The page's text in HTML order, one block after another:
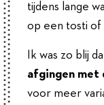
tijdens lange
op een tosti of
Ik was zo blij
afgingen met
voor meer